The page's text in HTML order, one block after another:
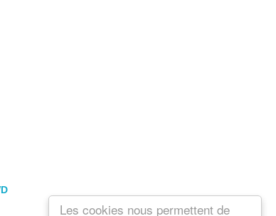
Les cookies nous permettent de